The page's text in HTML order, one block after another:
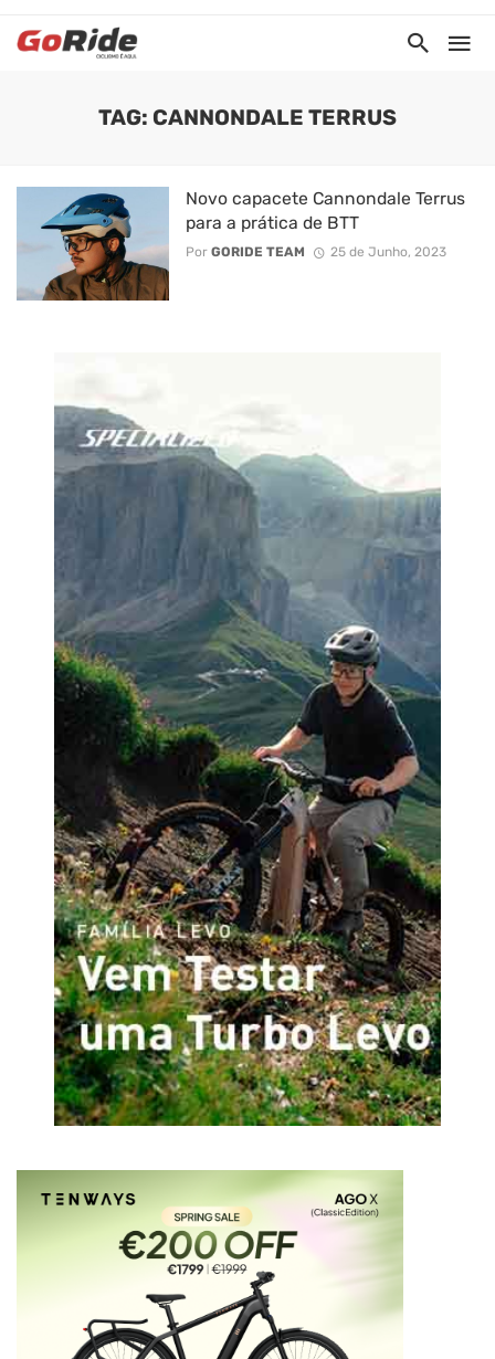
TAG: CANNONDALE TERRUS
Novo capacete Cannondale Terrus
para a prática de BTT
Por GORIDE TEAM 25 de Junho, 2023